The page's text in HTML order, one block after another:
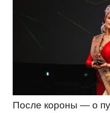
После короны — о